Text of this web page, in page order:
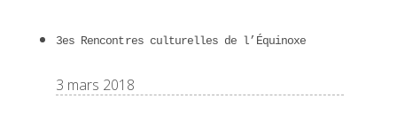
3es Rencontres culturelles de l’Équinoxe
3 mars 2018